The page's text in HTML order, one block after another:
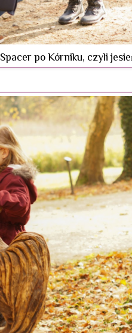
Spacer po Kórniku, czyli